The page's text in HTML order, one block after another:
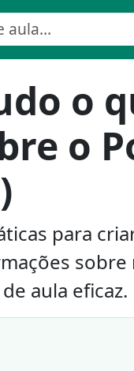
o
o
para
aula eficaz.